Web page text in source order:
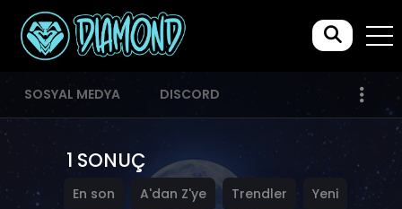
SOSYAL MEDYA DISCORD
1 SONUÇ
En son A'dan Z'ye Trendler Yeni